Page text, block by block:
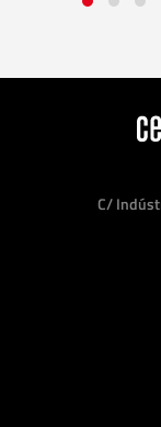
C/